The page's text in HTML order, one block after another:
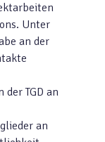
Unter
an der
TGD an
an